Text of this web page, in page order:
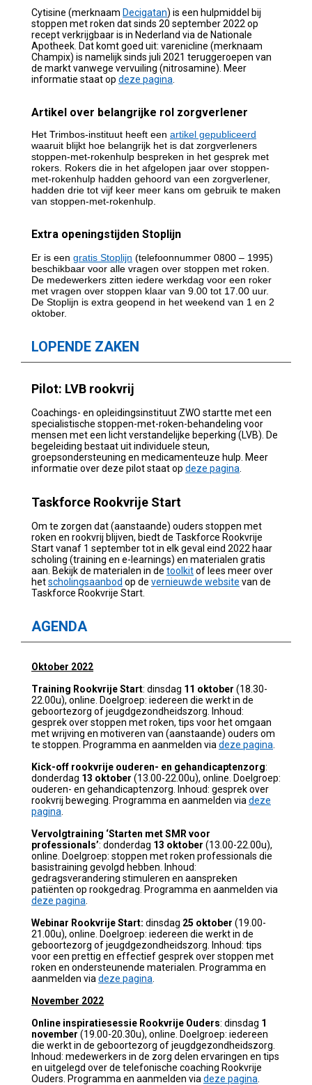
Cytisine (merknaam Decigatan) is een hulpmiddel bij
stoppen met roken dat sinds 20 september 2022 op
recept verkrijgbaar is in Nederland via de Nationale
Apotheek. Dat komt goed uit: varenicline (merknaam
Champix) is namelijk sinds juli 2021 teruggeroepen van
de markt vanwege vervuiling (nitrosamine). Meer
informatie staat op deze pagina
Artikel over belangrijke rol zorgverlener
Het Trimbos-instituut heeft een artikel gepubliceerd
waaruit blijkt hoe belangrijk het is dat zorgverleners
stoppen-met-rokenhulp bespreken in het gesprek met
rokers. Rokers die in het afgelopen jaar over stoppen-
met-rokenhulp hadden gehoord van een zorgverlener,
hadden drie tot vijf keer meer kans om gebruik te maken
van stoppen-met-rokenhulp.
Extra openingstijden Stoplijn
Er is een gratis Stoplijn (telefoonnummer 0800 – 1995)
beschikbaar voor alle vragen over stoppen met roken.
De medewerkers zitten iedere werkdag voor een roker
met vragen over stoppen klaar van 9.00 tot 17.00 uur.
De Stoplijn is extra geopend in het weekend van 1 en 2
oktober.
LOPENDE ZAKEN
Pilot: LVB rookvrij
Coachings- en opleidingsinstituut ZWO startte met een
specialistische stoppen-met-roken-behandeling voor
mensen met een licht verstandelijke beperking (LVB). De
begeleiding bestaat uit individuele steun,
groepsondersteuning en medicamenteuze hulp. Meer
informatie over deze pilot staat op deze pagina
Taskforce Rookvrije Start
Om te zorgen dat (aanstaande) ouders stoppen met
roken en rookvrij blijven, biedt de Taskforce Rookvrije
Start vanaf 1 september tot in elk geval eind 2022 haar
scholing (training en e-learnings) en materialen gratis
aan. Bekijk de materialen in de toolkitof lees meer over
hetscholingsaanbod op de vernieuwde website van de
Taskforce Rookvrije Start.
AGENDA
Oktober 2022
Training Rookvrije Start: dinsdag 11 oktober (18.30-
22.00u), online. Doelgroep: iedereen die werkt in de
geboortezorg of jeugdgezondheidszorg. Inhoud:
gesprek over stoppen met roken, tips voor het omgaan
met wrijving en motiveren van (aanstaande) ouders om
te stoppen. Programma en aanmelden via deze pagina
Kick-off rookvrije ouderen- en gehandicaptenzorg:
donderdag 13 oktober (13.00-22.00u), online. Doelgroep:
ouderen- en gehandicaptenzorg. Inhoud: gesprek over
rookvrij beweging. Programma en aanmelden via deze
pagina
Vervolgtraining ‘Starten met SMR voor
professionals’: donderdag 13 oktober (13.00-22.00u),
online. Doelgroep: stoppen met roken professionals die
basistraining gevolgd hebben. Inhoud:
gedragsverandering stimuleren en aanspreken
patiënten op rookgedrag. Programma en aanmelden via
deze pagina
Webinar Rookvrije Start: dinsdag 25 oktober (19.00-
21.00u), online. Doelgroep: iedereen die werkt in de
geboortezorg of jeugdgezondheidszorg. Inhoud: tips
voor een prettig en effectief gesprek over stoppen met
roken en ondersteunende materialen. Programma en
aanmelden via deze pagina
November 2022
Online inspiratiesessie Rookvrije Ouders: dinsdag 1
november (19.00-20.30u), online. Doelgroep: iedereen
die werkt in de geboortezorg of jeugdgezondheidszorg.
Inhoud: medewerkers in de zorg delen ervaringen en tips
en uitgelegd over de telefonische coaching Rookvrije
Ouders. Programma en aanmelden via deze pagina